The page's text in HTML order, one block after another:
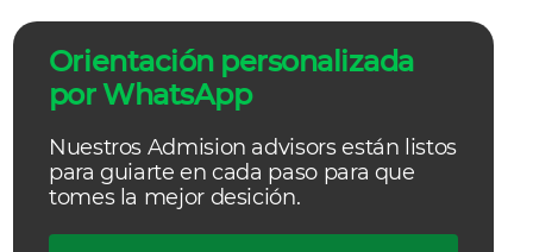
Orientación personalizada
por WhatsApp
Nuestros Admision advisors están listos
para guiarte en cada paso para que
tomes la mejor desición.